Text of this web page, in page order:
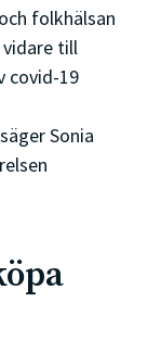
folkhälsan
till
covid-19
Sonia